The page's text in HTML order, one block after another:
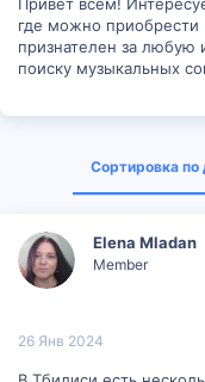
где можно приобрести
признателен за
поиску музыкальных
Сортировка по
Elena Mladan
Member
26 Янв 2024